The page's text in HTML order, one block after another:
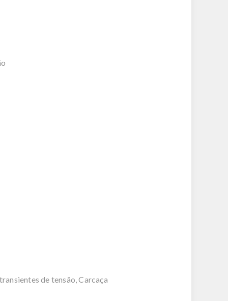
de tensão, Carcaça